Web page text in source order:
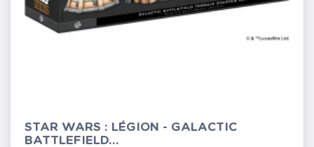
STAR WARS : LÉGION - GALACTIC
BATTLEFIELD...